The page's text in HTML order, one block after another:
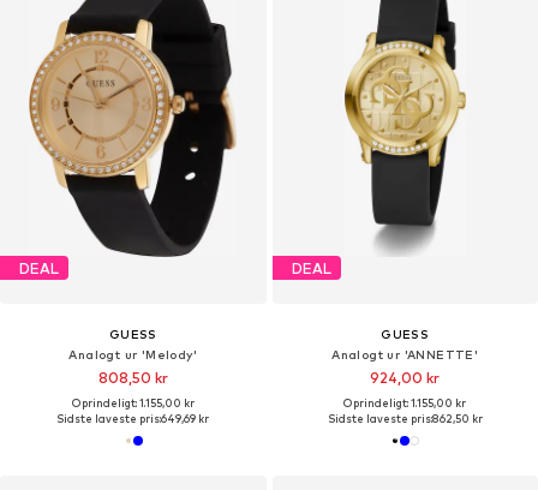
DEAL
GUESS
Analogt ur 'Melody'
808,50 kr
Oprindeligt: 1.155,00 kr
Sidste laveste pris:649,69 kr
DEAL
GUESS
Analogt ur 'ANNETTE'
924,00 kr
Oprindeligt: 1.155,00 kr
Sidste laveste pris:862,50 kr